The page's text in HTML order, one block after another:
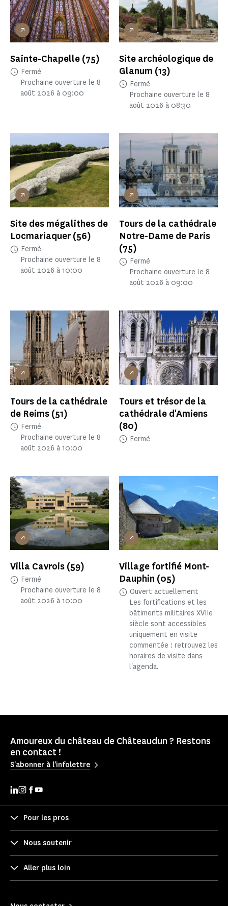
Sainte-Chapelle (75)
Fermé
Prochaine ouverture le 8
août 2026 à 09:00
Site archéologique de
Glanum (13)
Fermé
Prochaine ouverture le 8
août 2026 à 08:30
Site des mégalithes de
Locmariaquer (56)
Fermé
Prochaine ouverture le 8
août 2026 à 10:00
Tours de la cathédrale
Notre-Dame de Paris
(75)
Fermé
Prochaine ouverture le 8
août 2026 à 09:00
Tours de la cathédrale
de Reims (51)
Fermé
Prochaine ouverture le 8
août 2026 à 10:00
Tours et trésor de la
cathédrale d'Amiens
(80)
Fermé
Villa Cavrois (59)
Fermé
Prochaine ouverture le 8
août 2026 à 10:00
Village fortifié Mont-
Dauphin (05)
Ouvert actuellement
Les fortifications et les
bâtiments militaires XVIIe
siècle sont accessibles
uniquement en visite
commentée : retrouvez les
horaires de visite dans
l'agenda.
Amoureux du château de Châteaudun ? Restons
en contact !
S'abonner à l'infolettre
Pour les pros
Nous soutenir
Aller plus loin